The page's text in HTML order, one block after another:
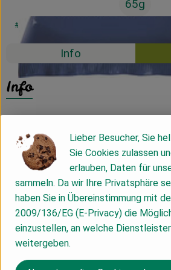
65g
#31067
Info
Info
Produktinformationen
Zutaten
Nährwert-Info
Lieber Besucher, Sie
Sie Cookies zulassen
erlauben, Daten für
sammeln. Da wir Ihre Privatsphäre
haben Sie in Übereinstimmung mit
2009/136/EG (E-Privacy) die
einzustellen, an welche
weitergeben.